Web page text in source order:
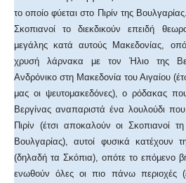
το οποίο φύεται στο Πιρίν της
Σκοπιανοί το διεκδικούν επειδή
μεγάλης κατά αυτούς Μακεδονίας,
χρυσή λάρνακα με τον Ήλιο της
Ανδρόνικο στη Μακεδονία του Αιγαίου
μας οι ψευτομακεδόνες), ο ρόδακας
Βεργίνας αναπαριστά ένα λουλούδι
Πιρίν (έτσι αποκαλούν οι Σκοπιανοί
Βουλγαρίας), αυτοί φυσικά κατέχουν
(δηλαδή τα Σκόπια), οπότε το επόμενο
ενωθούν όλες οι πιο πάνω περιοχές